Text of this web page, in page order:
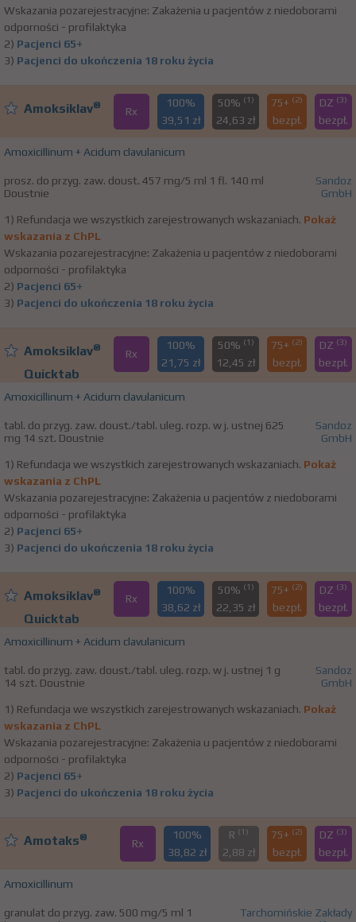
Wskazania pozarejestracyjne: Zakażenia u pacjentów z niedoborami
odporności - profilaktyka
2) Pacjenci 65+
3) Pacjenci do ukończenia 18 roku życia
Amoksiklav® Rx
100%
39,51 zł
50% (1)
24,63 zł
75+ (2)
bezpł.
DZ (3)
bezpł.
Amoxicillinum + Acidum clavulanicum
prosz. do przyg. zaw. doust. 457 mg/5 ml 1 fl. 140 ml
Doustnie
Sandoz
GmbH
1) Refundacja we wszystkich zarejestrowanych wskazaniach. Pokaż
wskazania z ChPL
Wskazania pozarejestracyjne: Zakażenia u pacjentów z niedoborami
odporności - profilaktyka
2) Pacjenci 65+
3) Pacjenci do ukończenia 18 roku życia
Amoksiklav®
Quicktab
Rx
100%
21,75 zł
50% (1)
12,45 zł
75+ (2)
bezpł.
DZ (3)
bezpł.
Amoxicillinum + Acidum clavulanicum
tabl. do przyg. zaw. doust./tabl. uleg. rozp. w j. ustnej 625
mg 14 szt. Doustnie
Sandoz
GmbH
1) Refundacja we wszystkich zarejestrowanych wskazaniach. Pokaż
wskazania z ChPL
Wskazania pozarejestracyjne: Zakażenia u pacjentów z niedoborami
odporności - profilaktyka
2) Pacjenci 65+
3) Pacjenci do ukończenia 18 roku życia
Amoksiklav®
Quicktab
Rx
100%
38,62 zł
50% (1)
22,35 zł
75+ (2)
bezpł.
DZ (3)
bezpł.
Amoxicillinum + Acidum clavulanicum
tabl. do przyg. zaw. doust./tabl. uleg. rozp. w j. ustnej 1 g
14 szt. Doustnie
Sandoz
GmbH
1) Refundacja we wszystkich zarejestrowanych wskazaniach. Pokaż
wskazania z ChPL
Wskazania pozarejestracyjne: Zakażenia u pacjentów z niedoborami
odporności - profilaktyka
2) Pacjenci 65+
3) Pacjenci do ukończenia 18 roku życia
Amotaks® Rx
100%
38,82 zł
R (1)
2,88 zł
75+ (2)
bezpł.
DZ (3)
bezpł.
Amoxicillinum
granulat do przyg. zaw. 500 mg/5 ml 1
Tarchomińskie Zakłady